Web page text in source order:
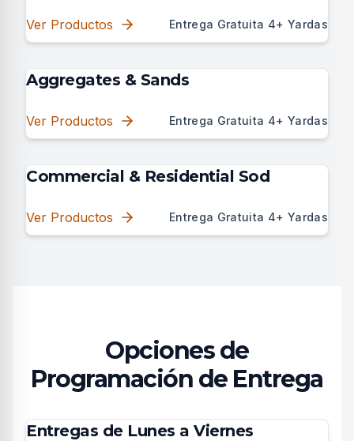
Ver Productos Entrega Gratuita 4+ Yardas
Aggregates & Sands
Ver Productos Entrega Gratuita 4+ Yardas
Commercial & Residential Sod
Ver Productos Entrega Gratuita 4+ Yardas
Opciones de
Programación de Entrega
Entregas de Lunes a Viernes